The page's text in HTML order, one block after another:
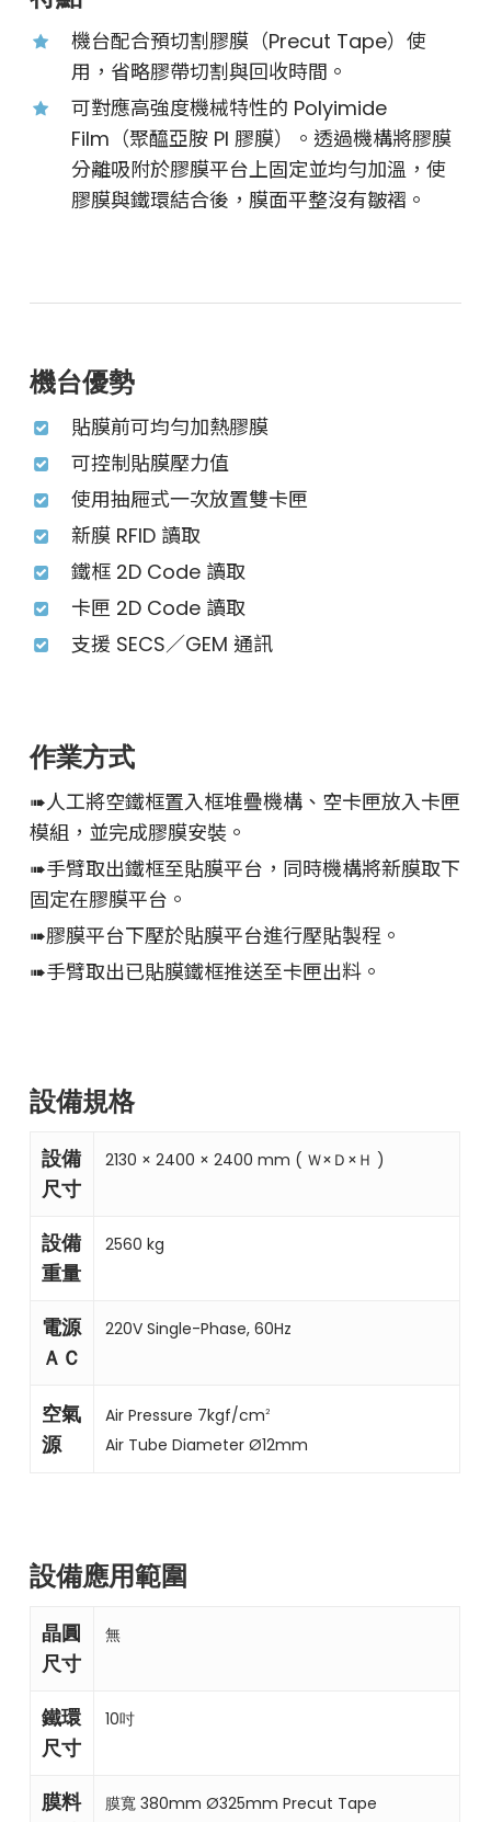
機台配合預切割膠膜（Precut Tape）使
用，省略膠帶切割與回收時間。
可對應高強度機械特性的 Polyimide
Film（聚醯亞胺 PI 膠膜）。透過機構將膠膜
分離吸附於膠膜平台上固定並均勻加溫，使
膠膜與鐵環結合後，膜面平整沒有皺褶。
機台優勢
貼膜前可均勻加熱膠膜
可控制貼膜壓力值
使用抽屜式一次放置雙卡匣
新膜 RFID 讀取
鐵框 2D Code 讀取
卡匣 2D Code 讀取
支援 SECS／GEM 通訊
作業方式
➠人工將空鐵框置入框堆疊機構、空卡匣放入卡匣
模組，並完成膠膜安裝。
➠手臂取出鐵框至貼膜平台，同時機構將新膜取下
固定在膠膜平台。
➠膠膜平台下壓於貼膜平台進行壓貼製程。
➠手臂取出已貼膜鐵框推送至卡匣出料。
設備規格
設備
尺寸
2130 × 2400 × 2400 mm ( Ｗ×Ｄ×Ｈ )
設備
重量
2560 kg
電源
ＡＣ
220V Single-Phase, 60Hz
空氣
源
Air Pressure 7kgf/cm2
Air Tube Diameter Ø12mm
設備應用範圍
晶圓
尺寸
無
鐵環
尺寸
10吋
膜料
膜寬 380mm Ø325mm Precut Tape